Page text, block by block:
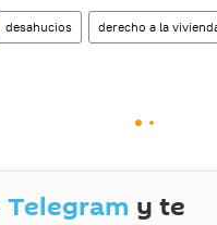
desahucios derecho a la
Telegram y te